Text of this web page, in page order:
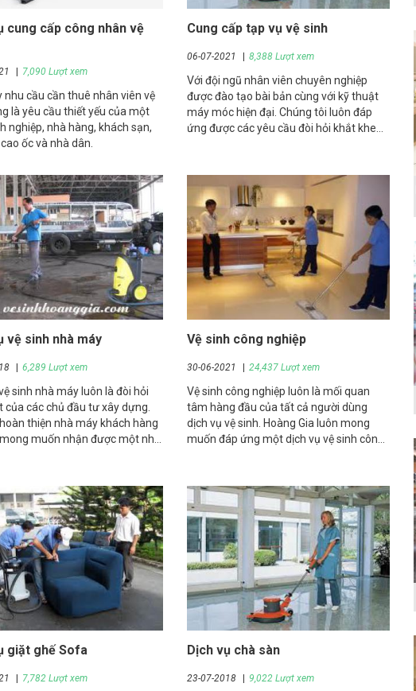
cung cấp công nhân vệ
7,090 Lượt xem
nhu cầu cần thuê nhân viên vệ
là yêu cầu thiết yếu của một
nghiệp, nhà hàng, khách sạn,
ốc và nhà dân.
Cung cấp tạp vụ vệ sinh
06-07-2021 8,388 Lượt xem
Với đội ngũ nhân viên chuyên nghiệp
được đào tạo bài bản cùng với kỹ thuật
máy móc hiện đại. Chúng tôi luôn đáp
ứng được các yêu cầu đòi hỏi khắt khe
vệ sinh nhà máy
6,289 Lượt xem
sinh nhà máy luôn là đòi hỏi
của các chủ đầu tư xây dựng.
thiện nhà máy khách hàng
muốn nhận được một nhà
Vệ sinh công nghiệp
30-06-2021 24,437 Lượt xem
Vệ sinh công nghiệp luôn là mối quan
tâm hàng đầu của tất cả người dùng
dịch vụ vệ sinh. Hoàng Gia luôn mong
muốn đáp ứng một dịch vụ vệ sinh công
giặt ghế Sofa
7,782 Lượt xem
Dịch vụ chà sàn
23-07-2018 9,022 Lượt xem